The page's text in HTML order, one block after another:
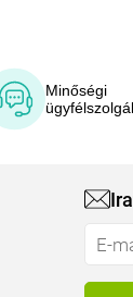
Minőségi